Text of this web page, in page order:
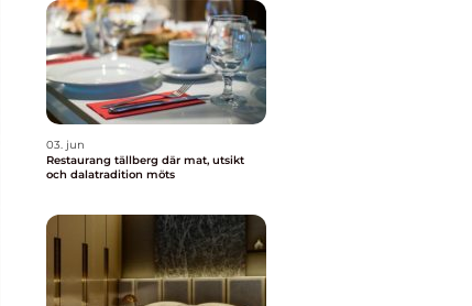
03. jun
Restaurang tällberg där mat, utsikt
och dalatradition möts